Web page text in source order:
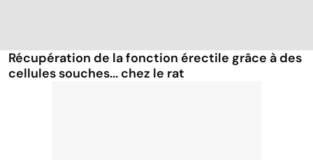
Récupération de la fonction érectile grâce à des
cellules souches... chez le rat